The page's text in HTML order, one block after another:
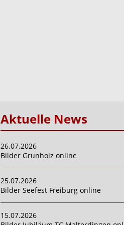
Aktuelle News
26.07.2026
Bilder Grunholz online
25.07.2026
Bilder Seefest Freiburg online
15.07.2026